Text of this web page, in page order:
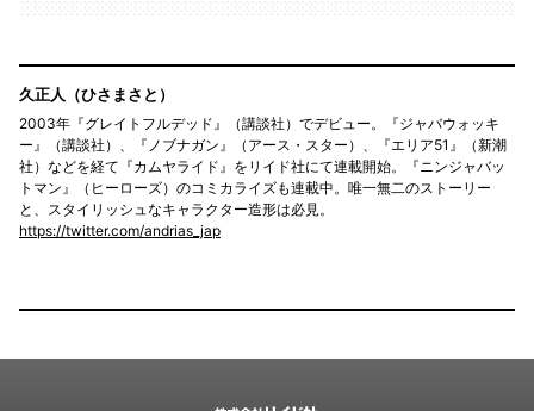
久正人（ひさまさと）
2003年『グレイトフルデッド』（講談社）でデビュー。『ジャバウォッキ
ー』（講談社）、『ノブナガン』（アース・スター）、『エリア51』（新潮
社）などを経て『カムヤライド』をリイド社にて連載開始。『ニンジャバッ
トマン』（ヒーローズ）のコミカライズも連載中。唯一無二のストーリー
と、スタイリッシュなキャラクター造形は必見。
https://twitter.com/andrias_jap